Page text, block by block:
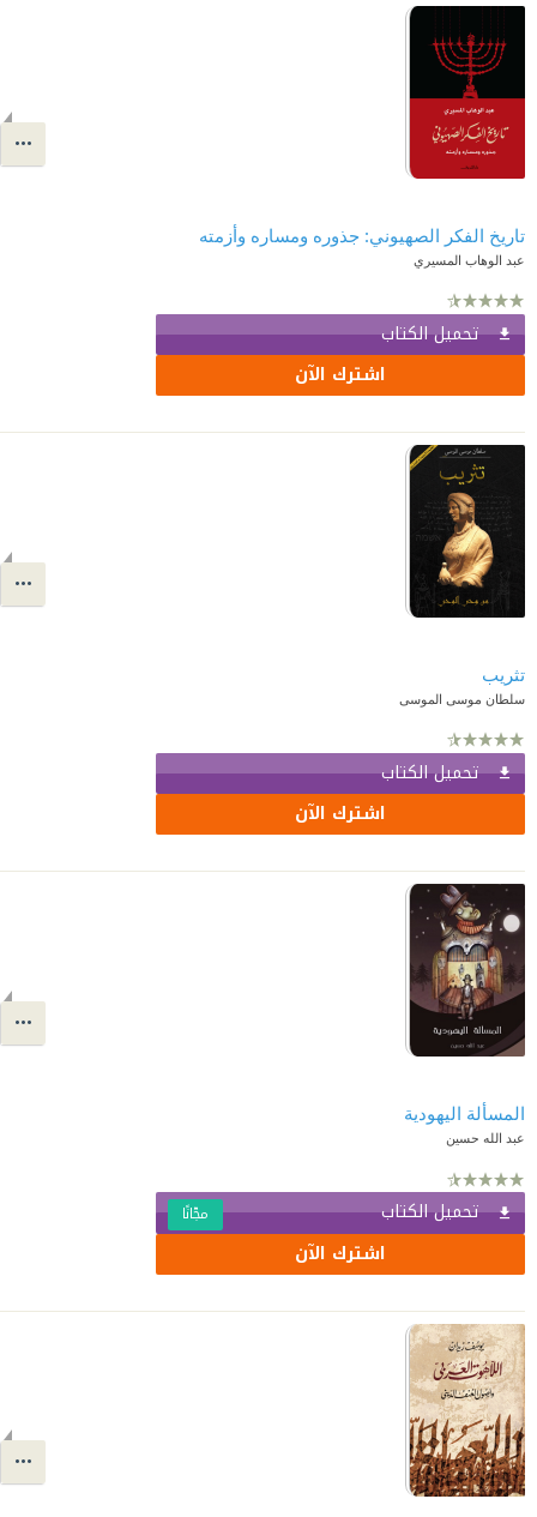
تاريخ الفكر الصهيوني: جذوره ومساره وأزمته
عبد الوهاب المسيري
تحميل الكتاب
اشترك الآن
تثريب
سلطان موسى الموسى
تحميل الكتاب
اشترك الآن
المسألة اليهودية
عبد الله حسين
تحميل الكتاب مجّانًا
اشترك الآن